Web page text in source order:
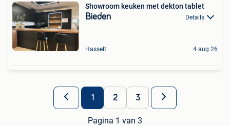
Showroom keuken met dekton tablet
Bieden Details
Hasselt 4 aug 26
1 2 3
Pagina 1 van 3